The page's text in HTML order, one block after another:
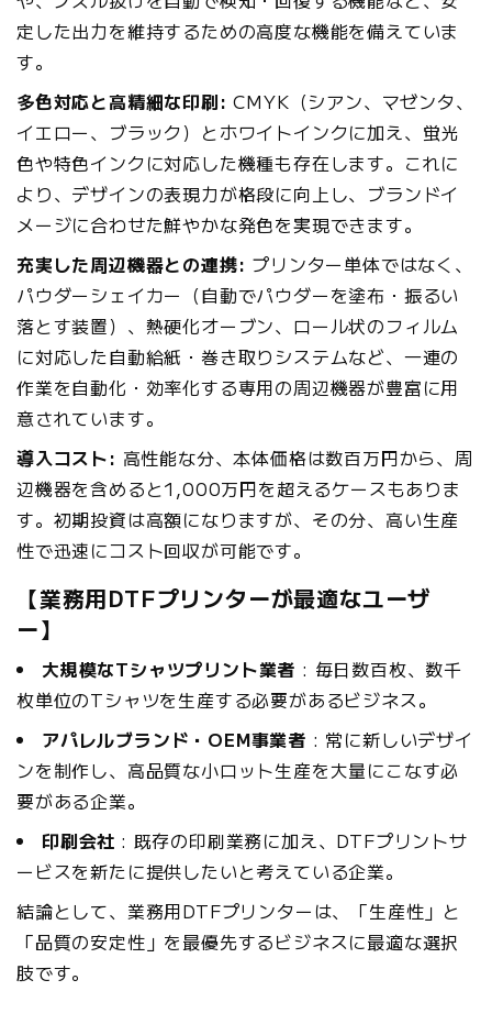
定した出力を維持するための高度な機能を備えていま
す。
多色対応と高精細な印刷: CMYK（シアン、マゼンタ、
イエロー、ブラック）とホワイトインクに加え、蛍光
色や特色インクに対応した機種も存在します。これに
より、デザインの表現力が格段に向上し、ブランドイ
メージに合わせた鮮やかな発色を実現できます。
充実した周辺機器との連携: プリンター単体ではなく、
パウダーシェイカー（自動でパウダーを塗布・振るい
落とす装置）、熱硬化オーブン、ロール状のフィルム
に対応した自動給紙・巻き取りシステムなど、一連の
作業を自動化・効率化する専用の周辺機器が豊富に用
意されています。
導入コスト: 高性能な分、本体価格は数百万円から、周
辺機器を含めると1,000万円を超えるケースもありま
す。初期投資は高額になりますが、その分、高い生産
性で迅速にコスト回収が可能です。
【業務用DTFプリンターが最適なユーザ
ー】
大規模なTシャツプリント業者 : 毎日数百枚、数千
枚単位のTシャツを生産する必要があるビジネス。
アパレルブランド・OEM事業者 : 常に新しいデザイ
ンを制作し、高品質な小ロット生産を大量にこなす必
要がある企業。
印刷会社 : 既存の印刷業務に加え、DTFプリントサ
ービスを新たに提供したいと考えている企業。
結論として、業務用DTFプリンターは、「生産性」と
「品質の安定性」を最優先するビジネスに最適な選択
肢です。